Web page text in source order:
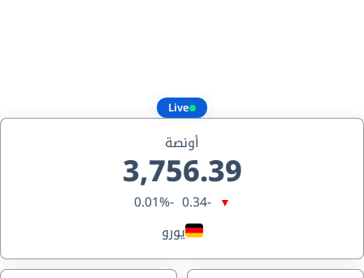
Live
أونصة
3,756.39
▼
-0.34
-0.01%
يورو